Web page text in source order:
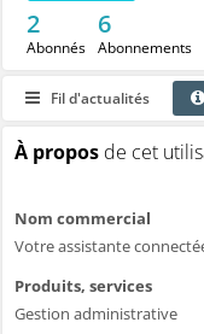
2
Abonnés
6
Abonnements
Fil d'actualités
À propos de cet
Nom commercial
Votre assistante
Produits, services
Gestion administrative